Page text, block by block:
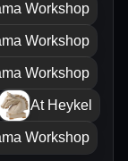
Workshop
Workshop
Workshop
At Heykel
Workshop